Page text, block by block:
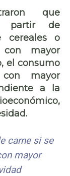
que
partir de
cereales o
con mayor
el consumo
mayor
a la
carne si se
mayor